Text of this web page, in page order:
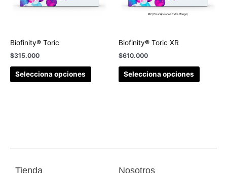
Biofinity® Toric
$315.000
Selecciona opciones
Biofinity® Toric XR
$610.000
Selecciona opciones
Tienda Nosotros